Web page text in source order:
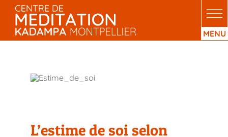
Passer
contenu
L’estime de soi selon